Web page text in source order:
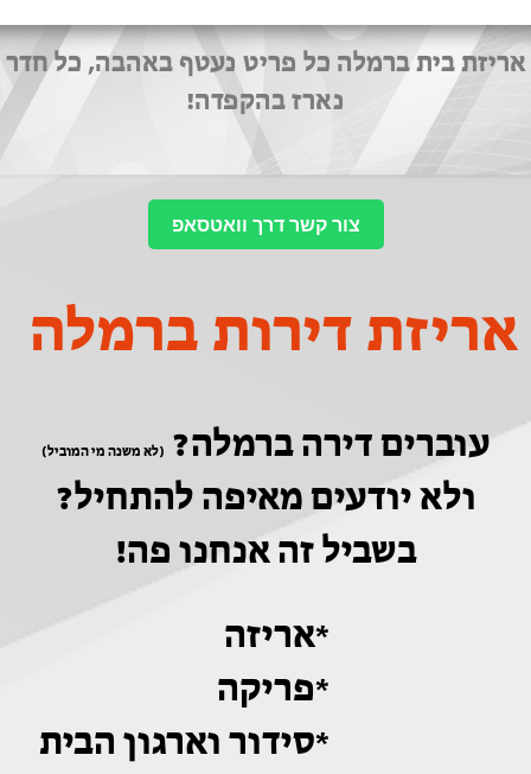
אריזת בית ברמלה כל פריט נעטף באהבה, כל חדר
נארז בהקפדה!
צור קשר דרך וואטסאפ
אריזת דירות ברמלה
עוברים דירה ברמלה? (לא משנה מי המוביל)
ולא יודעים מאיפה להתחיל?
בשביל זה אנחנו פה!
*אריזה
*פריקה
*סידור וארגון הבית